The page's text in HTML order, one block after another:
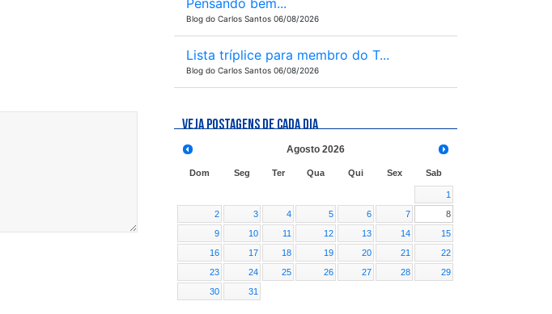
Pensando bem...
Blog do Carlos Santos 06/08/2026
Lista tríplice para membro do T...
Blog do Carlos Santos 06/08/2026
VEJA POSTAGENS DE CADA DIA
Agosto 2026
Dom Seg Ter Qua Qui Sex Sab
1
2
3 4 5 6 7
8
9
10 11 12 13 14
15
16
17 18 19 20 21
22
23
24 25 26 27 28
29
30
31